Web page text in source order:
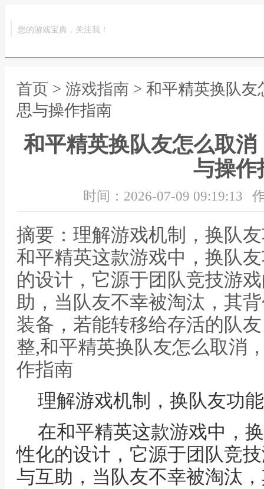
您的游戏宝典，关注我！
首页 > 游戏指南 > 和平精英换队
思与操作指南
和平精英换队友怎么取
与操作
时间：2026-07-09 09:19:13
摘要：理解游戏机制，换队
和平精英这款游戏中，换队
的设计，它源于团队竞技游
助，当队友不幸被淘汰，其
装备，若能转移给存活的队
整,和平精英换队友怎么取消
作指南
理解游戏机制，换队友功
在和平精英这款游戏中，
性化的设计，它源于团队竞
与互助，当队友不幸被淘汰